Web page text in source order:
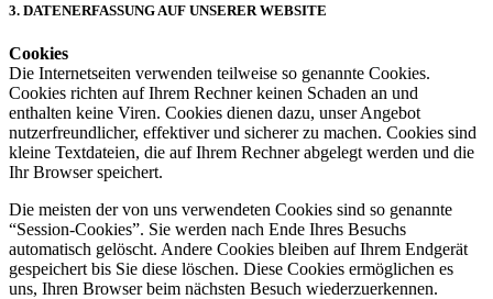
3. DATENERFASSUNG AUF UNSERER WEBSITE
Cookies
Die Internetseiten verwenden teilweise so genannte Cookies.
Cookies richten auf Ihrem Rechner keinen Schaden an und
enthalten keine Viren. Cookies dienen dazu, unser Angebot
nutzerfreundlicher, effektiver und sicherer zu machen. Cookies sind
kleine Textdateien, die auf Ihrem Rechner abgelegt werden und die
Ihr Browser speichert.
Die meisten der von uns verwendeten Cookies sind so genannte
“Session-Cookies”. Sie werden nach Ende Ihres Besuchs
automatisch gelöscht. Andere Cookies bleiben auf Ihrem Endgerät
gespeichert bis Sie diese löschen. Diese Cookies ermöglichen es
uns, Ihren Browser beim nächsten Besuch wiederzuerkennen.